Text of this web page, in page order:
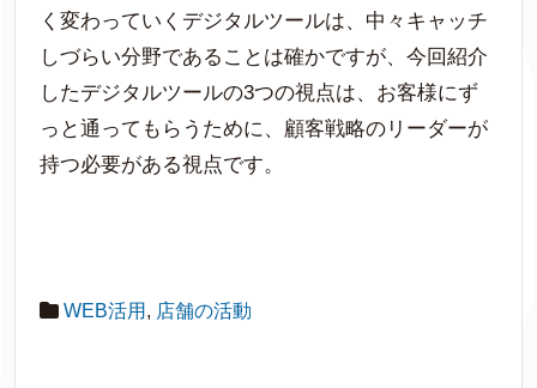
く変わっていくデジタルツールは、中々キャッチ
しづらい分野であることは確かですが、今回紹介
したデジタルツールの3つの視点は、お客様にず
っと通ってもらうために、顧客戦略のリーダーが
持つ必要がある視点です。
WEB活用 , 店舗の活動